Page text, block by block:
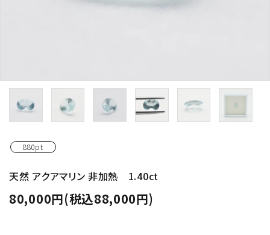
880pt
天然 アクアマリン 非加熱 1.40ct
80,000円(税込88,000円)